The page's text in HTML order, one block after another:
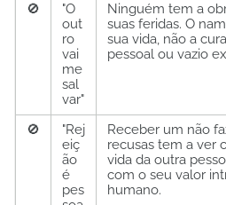
🚫
"O
out
ro
vai
me
sal
var"
Ninguém tem a
suas feridas. O
sua vida, não a
pessoal ou vazio
🚫
"Rej
eiç
ão
é
pes
Receber um não
recusas tem a ver
vida da outra
com o seu valor
humano.